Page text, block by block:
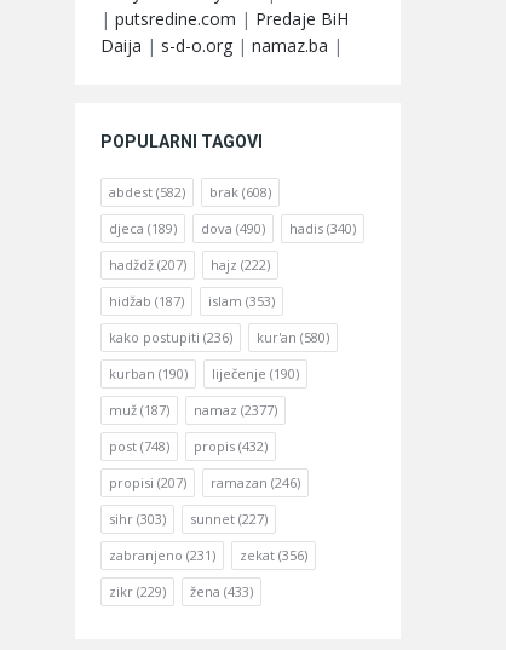
| putsredine.com | Predaje BiH
Daija | s-d-o.org | namaz.ba |
POPULARNI TAGOVI
abdest (582) brak (608)
djeca (189) dova (490) hadis (340)
hadždž (207) hajz (222)
hidžab (187) islam (353)
kako postupiti (236) kur'an (580)
kurban (190) liječenje (190)
muž (187) namaz (2377)
post (748) propis (432)
propisi (207) ramazan (246)
sihr (303) sunnet (227)
zabranjeno (231) zekat (356)
zikr (229) žena (433)